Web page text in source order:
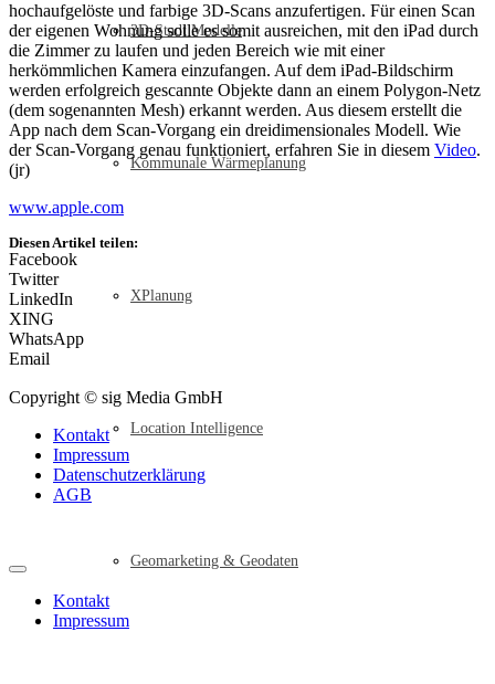
3D-Stadt Modelle
Kommunale Wärmeplanung
XPlanung
Location Intelligence
Geomarketing & Geodaten
hochaufgelöste und farbige 3D-Scans anzufertigen. Für einen Scan
der eigenen Wohnung solle es somit ausreichen, mit den iPad durch
die Zimmer zu laufen und jeden Bereich wie mit einer
herkömmlichen Kamera einzufangen. Auf dem iPad-Bildschirm
werden erfolgreich gescannte Objekte dann an einem Polygon-Netz
(dem sogenannten Mesh) erkannt werden. Aus diesem erstellt die
App nach dem Scan-Vorgang ein dreidimensionales Modell. Wie
der Scan-Vorgang genau funktioniert, erfahren Sie in diesem Video.
(jr)
www.apple.com
Diesen Artikel teilen:
Facebook
Twitter
LinkedIn
XING
WhatsApp
Email
Copyright © sig Media GmbH
Kontakt
Impressum
Datenschutzerklärung
AGB
Kontakt
Impressum